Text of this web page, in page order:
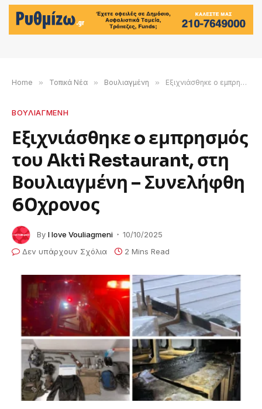
Home » Τοπικά Νέα » Βουλιαγμένη » Εξιχνιάσθηκε o εμπρησμός του Akti Restaurant, στη Βουλιαγμένη – Συνελήφθη 60χρονος
ΒΟΥΛΙΑΓΜΕΝΗ
Εξιχνιάσθηκε o εμπρησμός
του Akti Restaurant, στη
Βουλιαγμένη – Συνελήφθη
60χρονος
By I love Vouliagmeni
10/10/2025
Δεν υπάρχουν Σχόλια
2 Mins Read